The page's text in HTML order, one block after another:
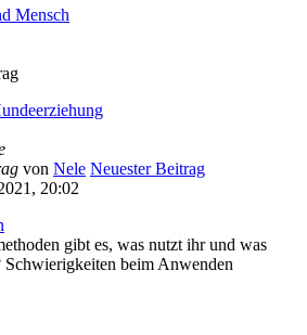
Mensch
von Nele Neuester Beitrag
20:02
gibt es, was nutzt ihr und was
beim Anwenden